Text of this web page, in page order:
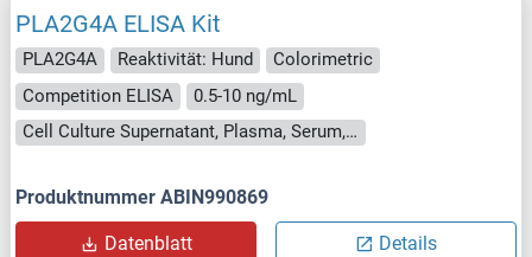
PLA2G4A ELISA Kit
PLA2G4A Reaktivität: Hund
Colorimetric
Competition ELISA
0.5-10 ng/mL
Cell Culture Supernatant, Plasma, Serum, Tissue Homogenate
Produktnummer ABIN990869
Datenblatt Details